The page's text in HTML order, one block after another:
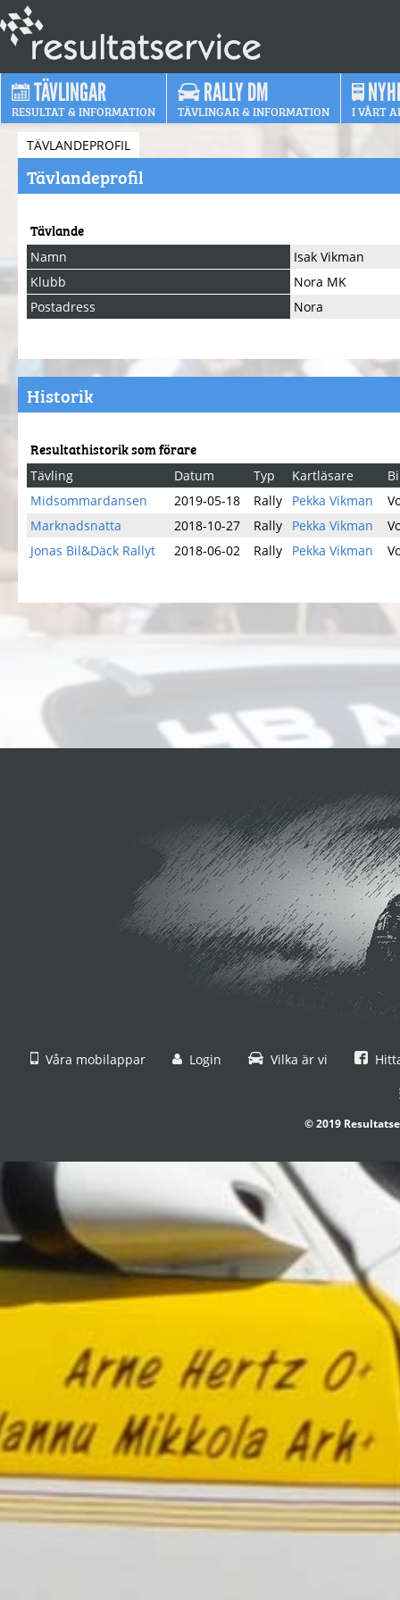
TÄVLINGAR
RESULTAT & INFORMATION
RALLY DM
TÄVLINGAR & INFORMATION I VÅRT
TÄVLANDEPROFIL
Tävlandeprofil
Tävlande
Namn
Isak Vikman
Klubb
Nora MK
Postadress
Nora
Historik
Resultathistorik som förare
Tävling Datum Typ Kartläsare
Midsommardansen
2019-05-18 Rally Pekka Vikman
Marknadsnatta
2018-10-27 Rally Pekka Vikman
Jonas Bil&Däck Rallyt
2018-06-02 Rally Pekka Vikman
Våra mobilappar Login Vilka är vi
© 2019